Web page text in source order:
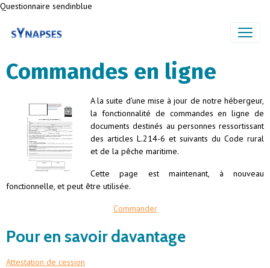
Questionnaire sendinblue
Commandes en ligne
A la suite d'une mise à jour de notre hébergeur,
la fonctionnalité de commandes en ligne de
documents destinés au personnes ressortissant
des articles L.214-6 et suivants du Code rural
et de la pêche maritime.
Cette page est maintenant, à nouveau
fonctionnelle, et peut être utilisée.
Commander
Pour en savoir davantage
Attestation de cession